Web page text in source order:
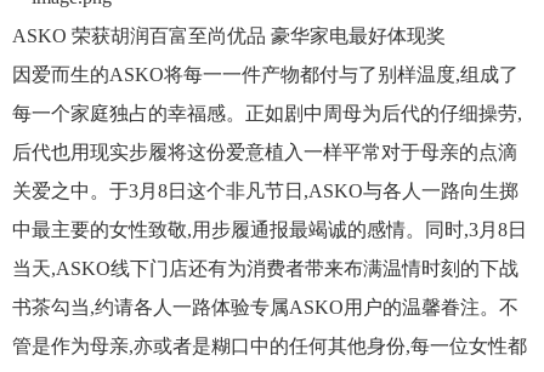
ASKO 荣获胡润百富至尚优品 豪华家电最好体现奖
因爱而生的ASKO将每一一件产物都付与了别样温度,组成了
每一个家庭独占的幸福感。正如剧中周母为后代的仔细操劳,
后代也用现实步履将这份爱意植入一样平常对于母亲的点滴
关爱之中。于3月8日这个非凡节日,ASKO与各人一路向生掷
中最主要的女性致敬,用步履通报最竭诚的感情。同时,3月8日
当天,ASKO线下门店还有为消费者带来布满温情时刻的下战
书茶勾当,约请各人一路体验专属ASKO用户的温馨眷注。不
管是作为母亲,亦或者是糊口中的任何其他身份,每一位女性都